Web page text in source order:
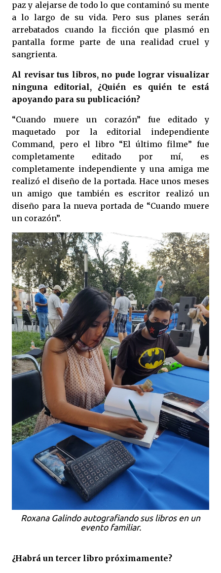
paz y alejarse de todo lo que contaminó su mente
a lo largo de su vida. Pero sus planes serán
arrebatados cuando la ficción que plasmó en
pantalla forme parte de una realidad cruel y
sangrienta.
Al revisar tus libros, no pude lograr visualizar
ninguna editorial, ¿Quién es quién te está
apoyando para su publicación?
“Cuando muere un corazón” fue editado y
maquetado por la editorial independiente
Command, pero el libro “El último filme” fue
completamente editado por mí, es
completamente independiente y una amiga me
realizó el diseño de la portada. Hace unos meses
un amigo que también es escritor realizó un
diseño para la nueva portada de “Cuando muere
un corazón”.
Roxana Galindo autografiando sus libros en un
evento familiar.
¿Habrá un tercer libro próximamente?